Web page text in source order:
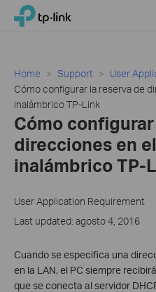
Click
navigation
TP-Link, Reliably Smart
Home Support
User
Cómo configurar la reserva de
inalámbrico TP-Link
Cómo
direcciones en
inalámbrico TP-
User Application Requirement
Last updated: agosto 4, 2016
Cuando se especifica una
en la LAN, el PC siempre
que se conecta al servidor